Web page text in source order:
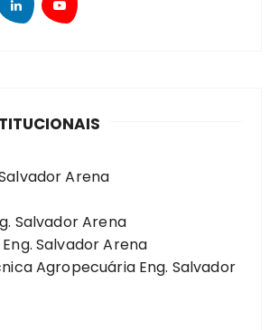
Arena
Salvador Arena
Salvador Arena
Agropecuária Eng. Salvador